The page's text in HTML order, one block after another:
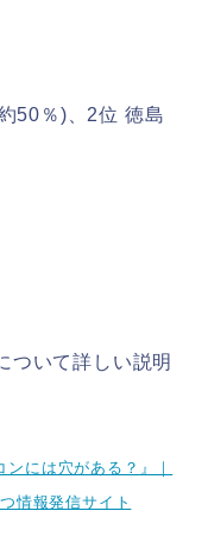
50％)、2位 徳島
ついて詳しい説明
ンには穴がある？』｜
情報発信サイト